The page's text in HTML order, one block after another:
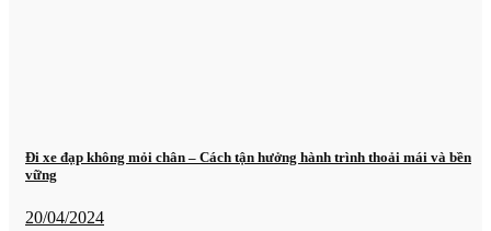
Đi xe đạp không mỏi chân – Cách tận hưởng hành trình thoải mái và bền
vững
20/04/2024